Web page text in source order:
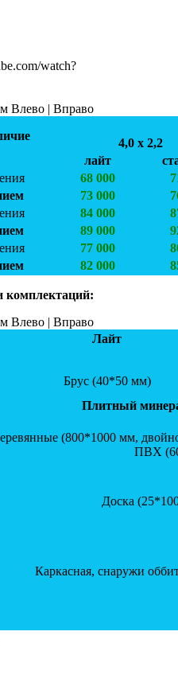
watch?
Влево | Вправо
4,0 х 2,2
лайт
68 000
73 000
84 000
89 000
77 000
82 000
комплектаций:
Влево | Вправо
Лайт
Брус (40*50 мм)
Плитный
(800*1000 мм,
ПВХ
Доска
Каркасная, снаружи